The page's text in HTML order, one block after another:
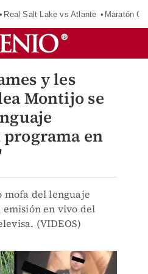
Real Salt Lake vs Atlante Maratón
y les
Montijo se
en
del lenguaje
en vivo del
(VIDEOS)